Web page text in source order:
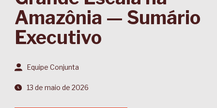
Amazônia — Sumário
Executivo
Equipe Conjunta
13 de maio de 2026